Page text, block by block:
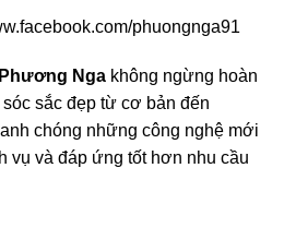
phuongnga91
Nga không ngừng hoàn
sắc đẹp từ cơ bản đến
chóng những công nghệ mới
vụ và đáp ứng tốt hơn nhu cầu